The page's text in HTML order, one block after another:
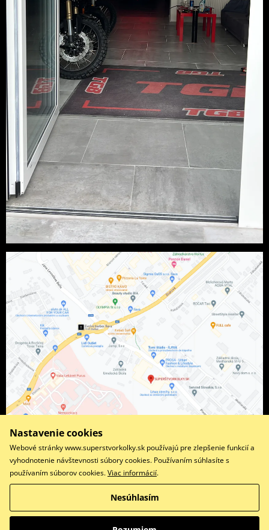
Facebook
Copyright © 2026 www.superstvorkolky.sk
Všetky práva vyhradené
Nastavenie cookies
Webové stránky www.superstvorkolky.sk používajú pre zlepšenie funkcií a
vyhodnotenie návštevnosti súbory cookies. Používaním súhlasíte s
používaním súborov cookies.Viac informácií.
Nesúhlasím